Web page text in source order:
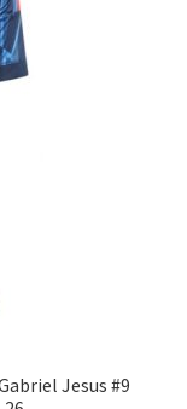
Jesus #9